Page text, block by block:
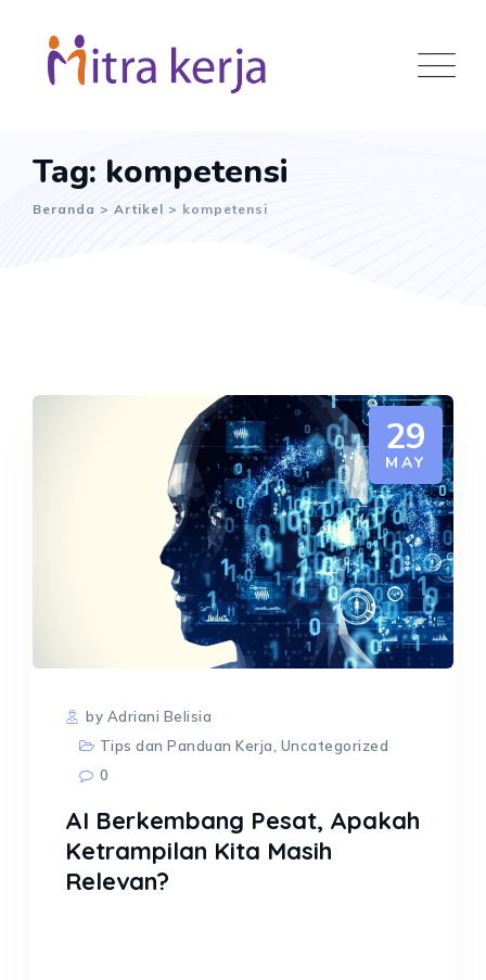
content
Tag: kompetensi
Beranda > Artikel > kompetensi
29
MAY
by Adriani Belisia
Tips dan Panduan Kerja Uncategorized
0
AI Berkembang Pesat, Apakah
Ketrampilan Kita Masih
Relevan?